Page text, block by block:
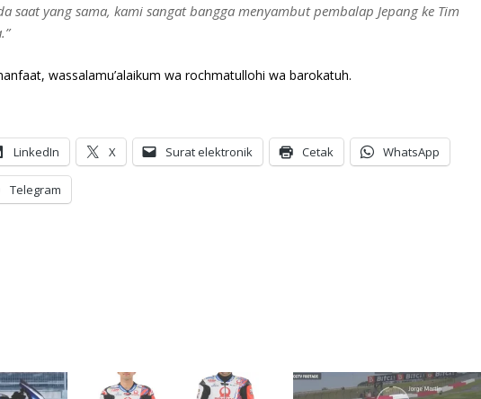
saat yang sama, kami sangat bangga menyambut pembalap Jepang ke Tim
wassalamu’alaikum wa rochmatullohi wa barokatuh.
LinkedIn X Surat elektronik Cetak WhatsApp
Telegram